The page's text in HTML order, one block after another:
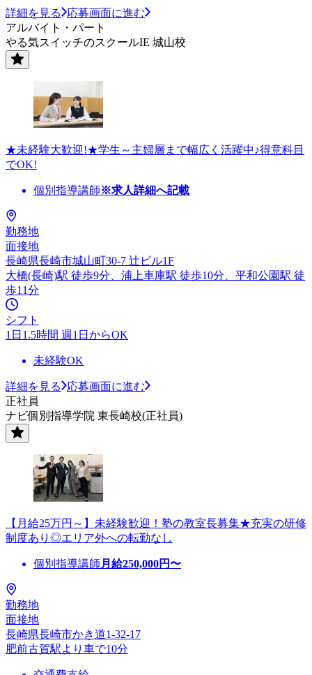
詳細を見る
応募画面に進む
アルバイト・パート
やる気スイッチのスクールIE 城山校
★未経験大歓迎!★学生～主婦層まで幅広く活躍中♪得意科目
でOK!
個別指導講師※求人詳細へ記載
勤務地
面接地
長崎県長崎市城山町30-7 辻ビル1F
大橋(長崎)駅 徒歩9分、浦上車庫駅 徒歩10分、平和公園駅 徒
歩11分
シフト
1日1.5時間 週1日からOK
未経験OK
詳細を見る
応募画面に進む
正社員
ナビ個別指導学院 東長崎校(正社員)
【月給25万円～】未経験歓迎！塾の教室長募集★充実の研修
制度あり◎エリア外への転勤なし
個別指導講師 月給250,000円〜
勤務地
面接地
長崎県長崎市かき道1-32-17
肥前古賀駅より車で10分